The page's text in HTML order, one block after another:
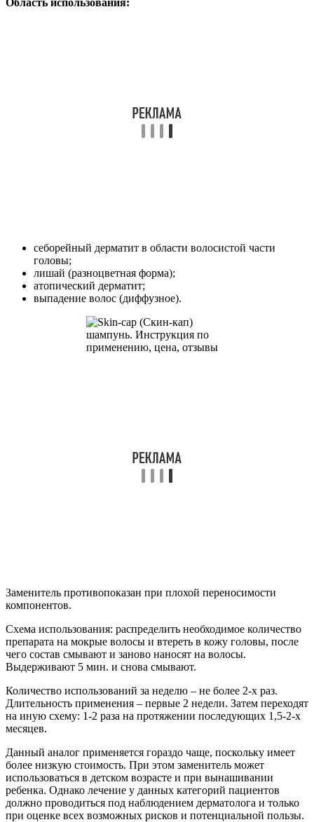
себорейный дерматит в области волосистой части
головы;
лишай (разноцветная форма);
атопический дерматит;
выпадение волос (диффузное).
Заменитель противопоказан при плохой переносимости
компонентов.
Схема использования: распределить необходимое количество
препарата на мокрые волосы и втереть в кожу головы, после
чего состав смывают и заново наносят на волосы.
Выдерживают 5 мин. и снова смывают.
Количество использований за неделю – не более 2-х раз.
Длительность применения – первые 2 недели. Затем переходят
на иную схему: 1-2 раза на протяжении последующих 1,5-2-х
месяцев.
Данный аналог применяется гораздо чаще, поскольку имеет
более низкую стоимость. При этом заменитель может
использоваться в детском возрасте и при вынашивании
ребенка. Однако лечение у данных категорий пациентов
должно проводиться под наблюдением дерматолога и только
при оценке всех возможных рисков и потенциальной пользы.